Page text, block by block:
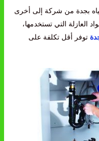
بجدة من شركة إلى أخرى
العازلة التي تستخدمها،
توفر أقل تكلفة على